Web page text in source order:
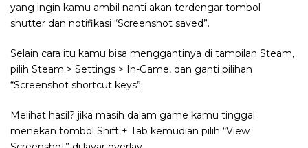
yang ingin kamu ambil nanti akan terdengar tombol
shutter dan notifikasi “Screenshot saved”.
Selain cara itu kamu bisa menggantinya di tampilan Steam,
pilih Steam > Settings > In-Game, dan ganti pilihan
“Screenshot shortcut keys”.
Melihat hasil? jika masih dalam game kamu tinggal
menekan tombol Shift + Tab kemudian pilih “View